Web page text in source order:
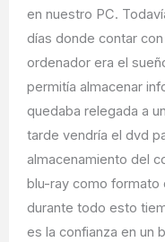
en nuestro PC.
días donde contar
ordenador era el
permitía almacenar
quedaba relegada a
tarde vendría el dvd
almacenamiento del
blu-ray como formato
durante todo esto
es la confianza en un